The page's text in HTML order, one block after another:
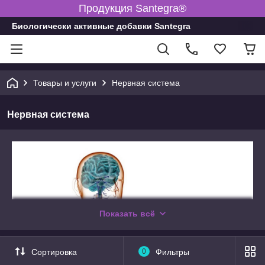
Продукция Santegra®
Биологически активные добавки Santegra
Товары и услуги Нервная система
Нервная система
Показать всё
Сортировка 0 Фильтры